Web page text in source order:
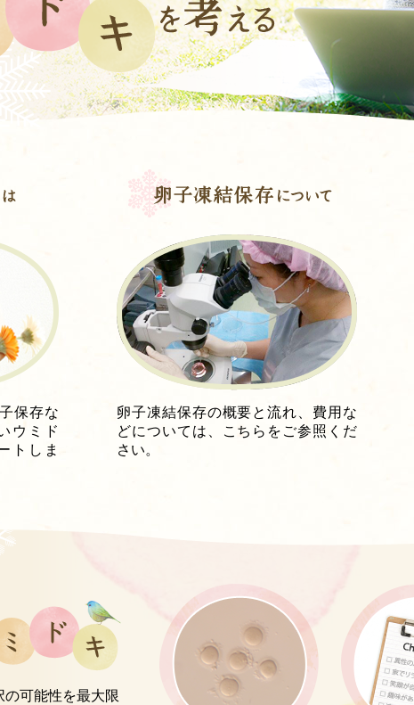
保存な
ウミド
トしま
卵子凍結保存の概要と流れ、費用な
どについては、こちらをご参照くだ
さい。
可能性を最大限